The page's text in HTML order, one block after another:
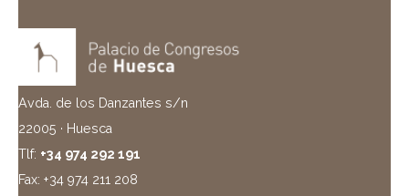
Avda. de los Danzantes s/n
22005 · Huesca
Tlf: +34 974 292 191
Fax: +34 974 211 208